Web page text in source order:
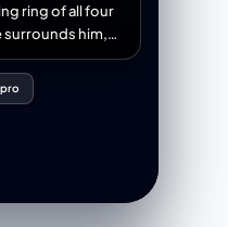
ring of all four
surrounds him,
whiskers,
to be alive
with natural
wind,